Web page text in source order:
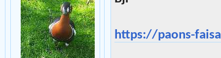
https://paons-